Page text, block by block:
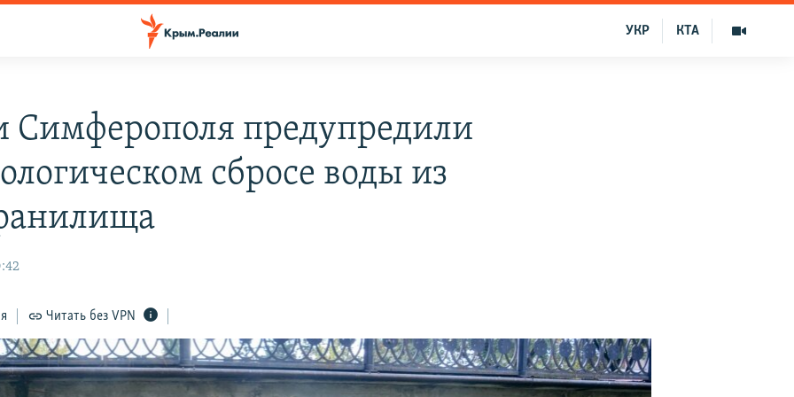
КТА
УКР
Симферополя предупредили
сбросе воды из
Читать без VPN